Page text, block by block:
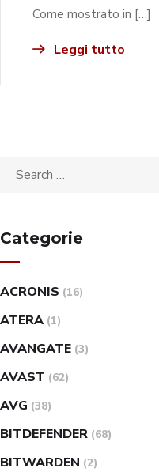
Come mostrato in […]
Leggi tutto
Categorie
ACRONIS (16)
ATERA (1)
AVANGATE (3)
AVAST (62)
AVG (38)
BITDEFENDER (68)
BITWARDEN (2)